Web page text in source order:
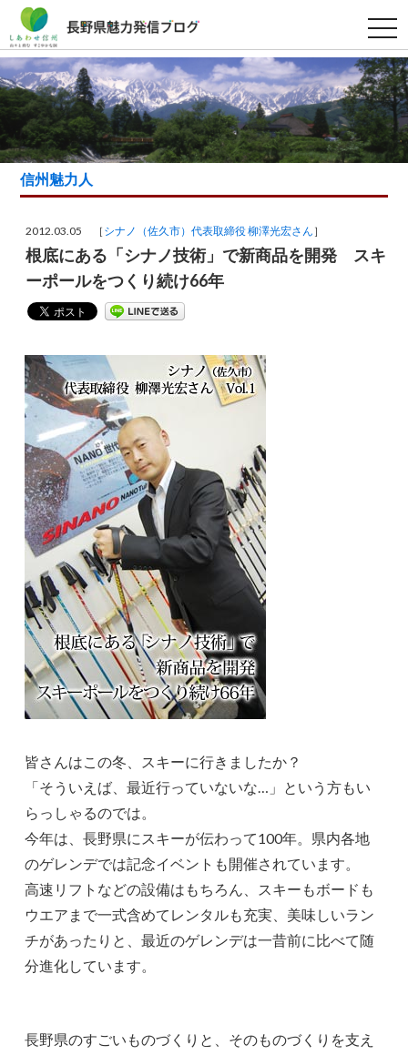
t
o
g
g
l
e
n
a
v
g
i
信州魅力人
2012.03.05 ［ シナノ（佐久市）代表取締役 柳澤光宏さん ］
根底にある「シナノ技術」で新商品を開発 スキ
ーポールをつくり続け66年
皆さんはこの冬、スキーに行きましたか？
「そういえば、最近行っていないな…」という方もい
らっしゃるのでは。
今年は、長野県にスキーが伝わって100年。県内各地
のゲレンデでは記念イベントも開催されています。
高速リフトなどの設備はもちろん、スキーもボードも
ウエアまで一式含めてレンタルも充実、美味しいラン
チがあったりと、最近のゲレンデは一昔前に比べて随
分進化しています。
長野県のすごいものづくりと、そのものづくりを支え